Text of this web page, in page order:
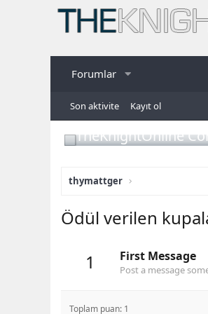
Forumlar
Son aktivite Kayıt ol
TheKnightOnline
thymattger
Ödül verilen
1
First Message
Post a message
Toplam puan: 1